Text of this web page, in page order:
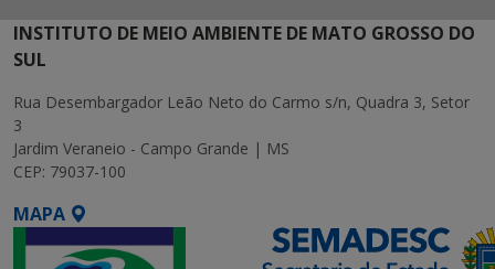
INSTITUTO DE MEIO AMBIENTE DE MATO GROSSO DO
SUL
Rua Desembargador Leão Neto do Carmo s/n, Quadra 3, Setor
3
Jardim Veraneio - Campo Grande | MS
CEP: 79037-100
MAPA